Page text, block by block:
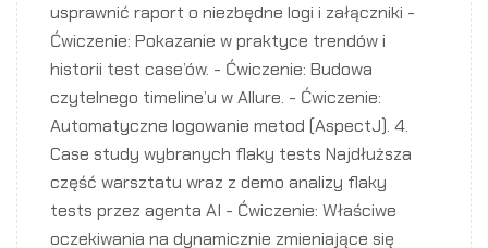
usprawnić raport o niezbędne logi i załączniki -
Ćwiczenie: Pokazanie w praktyce trendów i
historii test case’ów. - Ćwiczenie: Budowa
czytelnego timeline’u w Allure. - Ćwiczenie:
Automatyczne logowanie metod (AspectJ). 4.
Case study wybranych flaky tests Najdłuższa
część warsztatu wraz z demo analizy flaky
tests przez agenta AI - Ćwiczenie: Właściwe
oczekiwania na dynamicznie zmieniające się